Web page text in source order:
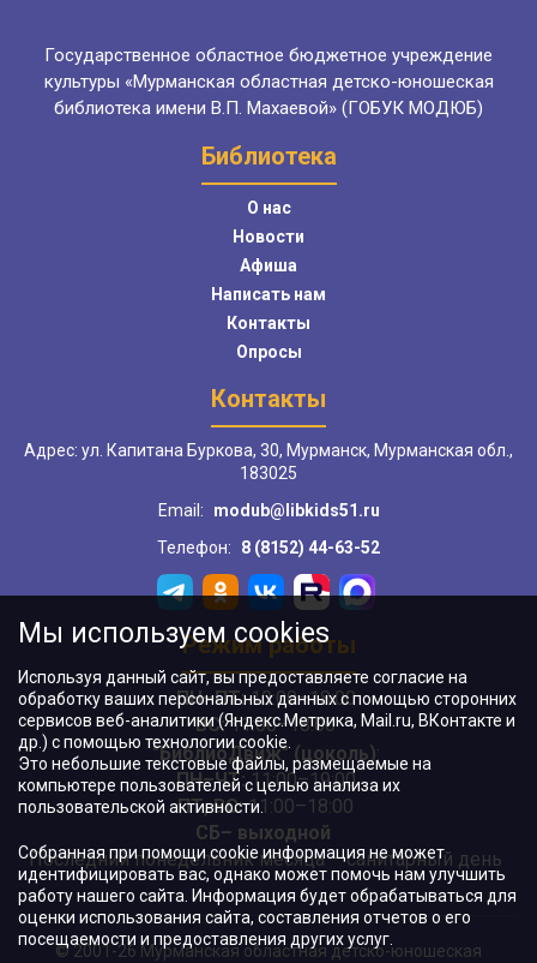
Государственное областное бюджетное учреждение
культуры «Мурманская областная детско-юношеская
библиотека имени В.П. Махаевой» (ГОБУК МОДЮБ)
Библиотека
О нас
Новости
Афиша
Написать нам
Контакты
Опросы
Контакты
Адрес: ул. Капитана Буркова, 30, Мурманск, Мурманская обл.,
183025
Email:
modub@libkids51.ru
Телефон:
8 (8152) 44-63-52
Режим работы
ПН–ПТ:10:00–18:00
ВС:11:00–18:00
"БиблиоДвиж" (цоколь):
ПН–ЧТ:11:00–19:00
ПТ, ВС:11:00–18:00
СБ– выходной
Последний понедельник месяца – санитарный день
© 2001-26 Мурманская областная детско-юношеская
Мы используем cookies
Используя данный сайт, вы предоставляете согласие на
обработку ваших персональных данных с помощью сторонних
сервисов веб-аналитики (Яндекс.Метрика, Mail.ru, ВКонтакте и
др.) с помощью технологии cookie.
Это небольшие текстовые файлы, размещаемые на
компьютере пользователей с целью анализа их
пользовательской активности.
Собранная при помощи cookie информация не может
идентифицировать вас, однако может помочь нам улучшить
работу нашего сайта. Информация будет обрабатываться для
оценки использования сайта, составления отчетов о его
посещаемости и предоставления других услуг.